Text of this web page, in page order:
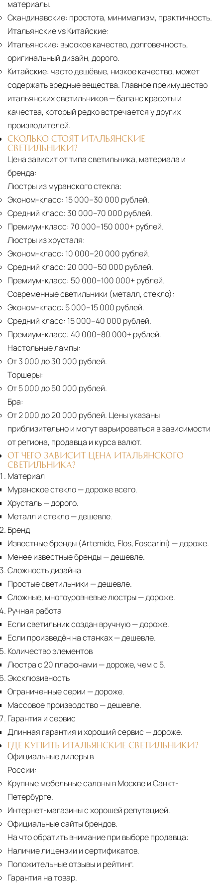
материалы.
Скандинавские: простота, минимализм, практичность.
Итальянские vs Китайские:
Итальянские: высокое качество, долговечность,
оригинальный дизайн, дорого.
Китайские: часто дешёвые, низкое качество, может
содержать вредные вещества. Главное преимущество
итальянских светильников — баланс красоты и
качества, который редко встречается у других
производителей.
СКОЛЬКО СТОЯТ ИТАЛЬЯНСКИЕ
СВЕТИЛЬНИКИ?
Цена зависит от типа светильника, материала и
бренда:
Люстры из муранского стекла:
Эконом-класс: 15 000–30 000 рублей.
Средний класс: 30 000–70 000 рублей.
Премиум-класс: 70 000–150 000+ рублей.
Люстры из хрусталя:
Эконом-класс: 10 000–20 000 рублей.
Средний класс: 20 000–50 000 рублей.
Премиум-класс: 50 000–100 000+ рублей.
Современные светильники (металл, стекло):
Эконом-класс: 5 000–15 000 рублей.
Средний класс: 15 000–40 000 рублей.
Премиум-класс: 40 000–80 000+ рублей.
Настольные лампы:
От 3 000 до 30 000 рублей.
Торшеры:
От 5 000 до 50 000 рублей.
Бра:
От 2 000 до 20 000 рублей. Цены указаны
приблизительно и могут варьироваться в зависимости
от региона, продавца и курса валют.
ОТ ЧЕГО ЗАВИСИТ ЦЕНА ИТАЛЬЯНСКОГО
СВЕТИЛЬНИКА?
Материал
Муранское стекло— дороже всего.
Хрусталь— дорого.
Металл и стекло— дешевле.
Бренд
Известные бренды (Artemide, Flos, Foscarini) — дороже.
Менее известные бренды— дешевле.
Сложность дизайна
Простые светильники — дешевле.
Сложные, многоуровневые люстры— дороже.
Ручная работа
Если светильник создан вручную— дороже.
Если произведён на станках— дешевле.
Количество элементов
Люстра с 20 плафонами — дороже, чем с 5.
Эксклюзивность
Ограниченные серии — дороже.
Массовое производство— дешевле.
Гарантия и сервис
Длинная гарантия и хороший сервис — дороже.
ГДЕ КУПИТЬ ИТАЛЬЯНСКИЕ СВЕТИЛЬНИКИ?
Официальные дилеры в
России:
Крупные мебельные салоны в Москве и Санкт-
Петербурге.
Интернет-магазины с хорошей репутацией.
Официальные сайты брендов.
На что обратить внимание при выборе продавца:
Наличие лицензии и сертификатов.
Положительные отзывы и рейтинг.
Гарантия на товар.